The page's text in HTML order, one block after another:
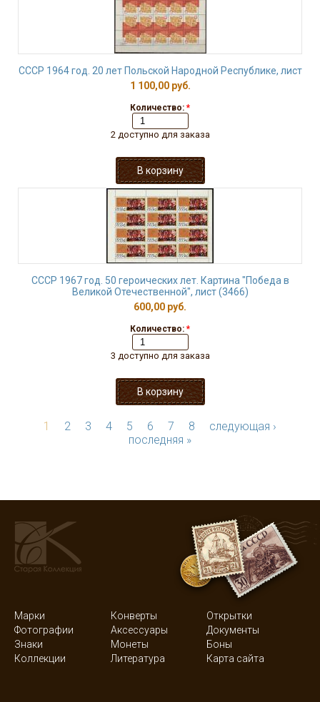
СССР 1964 год. 20 лет Польской Народной Республике, лист
1 100,00 руб.
Количество: *
2 доступно для заказа
СССР 1967 год. 50 героических лет. Картина "Победа в
Великой Отечественной", лист (3466)
600,00 руб.
Количество: *
3 доступно для заказа
1 2 3 4 5 6 7 8
следующая ›
последняя »
Марки Конверты
Открытки
Фотографии
Аксессуары
Документы
Знаки
Монеты
Боны
Коллекции
Литература Карта сайта